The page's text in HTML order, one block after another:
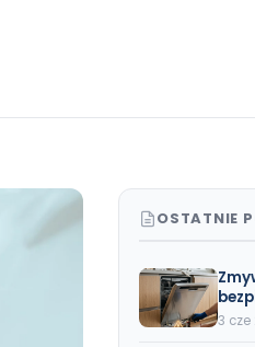
OSTATNIE
3 cze